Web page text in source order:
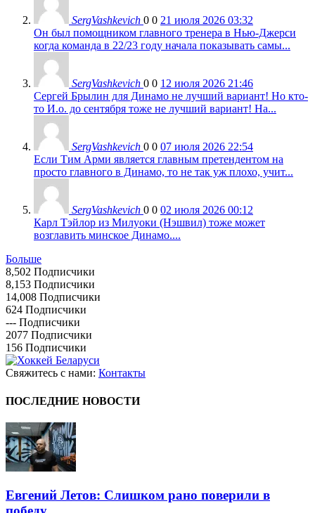
SergVashkevich 0 0 21 июля 2026 03:32
Он был помощником главного тренера в Нью-Джерси
когда команда в 22/23 году начала показывать самы...
SergVashkevich 0 0 12 июля 2026 21:46
Сергей Брылин для Динамо не лучший вариант! Но кто-
то И.о. до сентября тоже не лучший вариант! На...
SergVashkevich 0 0 07 июля 2026 22:54
Если Тим Арми является главным претендентом на
просто главного в Динамо, то не так уж плохо, учит...
SergVashkevich 0 0 02 июля 2026 00:12
Карл Тэйлор из Милуоки (Нэшвил) тоже может
возглавить минское Динамо....
Больше
8,502 Подписчики
8,153 Подписчики
14,008 Подписчики
624 Подписчики
--- Подписчики
2077 Подписчики
156 Подписчики
Свяжитесь с нами: Контакты
ПОСЛЕДНИЕ НОВОСТИ
Евгений Летов: Слишком рано поверили в